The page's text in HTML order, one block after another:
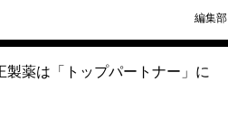
編集部
薬は「トップパートナー」に